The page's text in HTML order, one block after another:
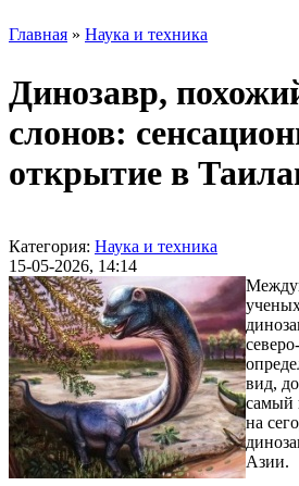
Главная » Наука и техника
Динозавр,
слонов:
открытие в
Категория: Наука и техника
15-05-2026, 14:14
вид,
самый
на
Азии.